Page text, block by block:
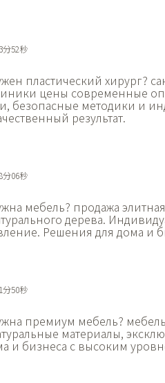
分52秒
пластический хирург?
цены современные
безопасные методики и
результат.
分06秒
мебель? продажа
дерева.
Решения для дома и
分50秒
премиум мебель?
материалы,
и бизнеса с высоким